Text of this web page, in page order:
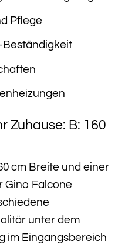
Pflege
Beständigkeit
Zuhause: B: 160
cm Breite und einer
Gino Falcone
unter dem
im Eingangsbereich